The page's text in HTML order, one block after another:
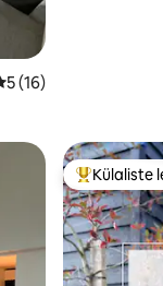
hinnang 5/5,
5 (16)
Külaliste
Külaliste